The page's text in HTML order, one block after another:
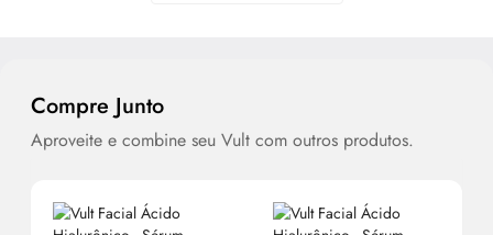
Compre Junto
Aproveite e combine seu Vult com outros produtos.